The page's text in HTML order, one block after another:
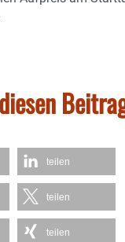
teilen
teilen
teilen